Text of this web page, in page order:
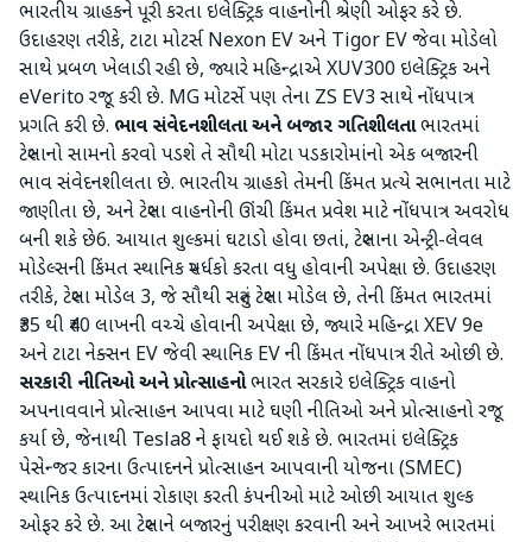
ભારતીય ગ્રાહકને પૂરી કરતા ઇલેક્ટ્રિક વાહનોની શ્રેણી ઓફર કરે છે.
ઉદાહરણ તરીકે, ટાટા મોટર્સ Nexon EV અને Tigor EV જેવા મોડેલો
સાથે પ્રબળ ખેલાડી રહી છે, જ્યારે મહિન્દ્રાએ XUV300 ઇલેક્ટ્રિક અને
eVerito રજૂ કરી છે. MG મોટર્સે પણ તેના ZS EV3 સાથે નોંધપાત્ર
પ્રગતિ કરી છે. ભાવ સંવેદનશીલતા અને બજાર ગતિશીલતાભારતમાં
ટેસ્લાનો સામનો કરવો પડશે તે સૌથી મોટા પડકારોમાંનો એક બજારની
ભાવ સંવેદનશીલતા છે. ભારતીય ગ્રાહકો તેમની કિંમત પ્રત્યે સભાનતા માટે
જાણીતા છે, અને ટેસ્લા વાહનોની ઊંચી કિંમત પ્રવેશ માટે નોંધપાત્ર અવરોધ
બની શકે છે6. આયાત શુલ્કમાં ઘટાડો હોવા છતાં, ટેસ્લાના એન્ટ્રી-લેવલ
મોડેલ્સની કિંમત સ્થાનિક સ્પર્ધકો કરતા વધુ હોવાની અપેક્ષા છે. ઉદાહરણ
તરીકે, ટેસ્લા મોડેલ 3, જે સૌથી સસ્તું ટેસ્લા મોડેલ છે, તેની કિંમત ભારતમાં
₹35 થી ₹40 લાખની વચ્ચે હોવાની અપેક્ષા છે, જ્યારે મહિન્દ્રા XEV 9e
અને ટાટા નેક્સન EV જેવી સ્થાનિક EV ની કિંમત નોંધપાત્ર રીતે ઓછી છે.
સરકારી નીતિઓ અને પ્રોત્સાહનોભારત સરકારે ઇલેક્ટ્રિક વાહનો
અપનાવવાને પ્રોત્સાહન આપવા માટે ઘણી નીતિઓ અને પ્રોત્સાહનો રજૂ
કર્યા છે, જેનાથી Tesla8 ને ફાયદો થઈ શકે છે. ભારતમાં ઇલેક્ટ્રિક
પેસેન્જર કારના ઉત્પાદનને પ્રોત્સાહન આપવાની યોજના (SMEC)
સ્થાનિક ઉત્પાદનમાં રોકાણ કરતી કંપનીઓ માટે ઓછી આયાત શુલ્ક
ઓફર કરે છે. આ ટેસ્લાને બજારનું પરીક્ષણ કરવાની અને આખરે ભારતમાં